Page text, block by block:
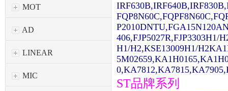
MOT
AD
LINEAR
MIC
406,FJP5027R,FJP3303H1/
H1/H2,KSE13009H1/
ST品牌系列